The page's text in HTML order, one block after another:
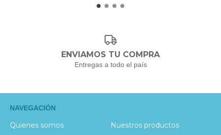
ENVIAMOS TU COMPRA
Entregas a todo el país
NAVEGACIÓN
Quienes somos Nuestros productos